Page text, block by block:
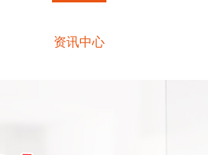
资讯中心